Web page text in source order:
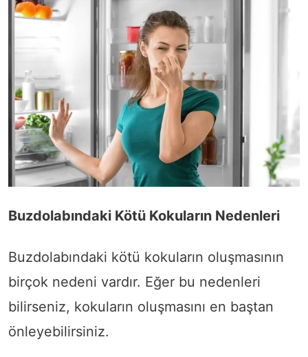
Buzdolabındaki Kötü Kokuların Nedenleri
Buzdolabındaki kötü kokuların oluşmasının
birçok nedeni vardır. Eğer bu nedenleri
bilirseniz, kokuların oluşmasını en baştan
önleyebilirsiniz.